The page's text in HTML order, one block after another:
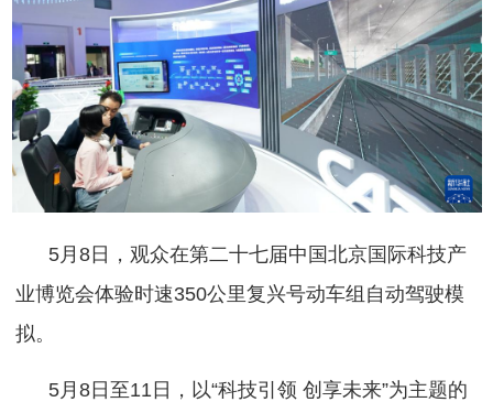
5月8日，观众在第二十七届中国北京国际科技产
业博览会体验时速350公里复兴号动车组自动驾驶模
拟。
5月8日至11日，以“科技引领 创享未来”为主题的